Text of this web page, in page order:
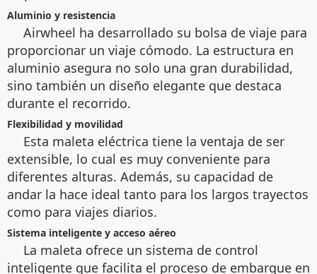
Aluminio y resistencia
Airwheel ha desarrollado su bolsa de viaje para
proporcionar un viaje cómodo. La estructura en
aluminio asegura no solo una gran durabilidad,
sino también un diseño elegante que destaca
durante el recorrido.
Flexibilidad y movilidad
Esta maleta eléctrica tiene la ventaja de ser
extensible, lo cual es muy conveniente para
diferentes alturas. Además, su capacidad de
andar la hace ideal tanto para los largos trayectos
como para viajes diarios.
Sistema inteligente y acceso aéreo
La maleta ofrece un sistema de control
inteligente que facilita el proceso de embarque en